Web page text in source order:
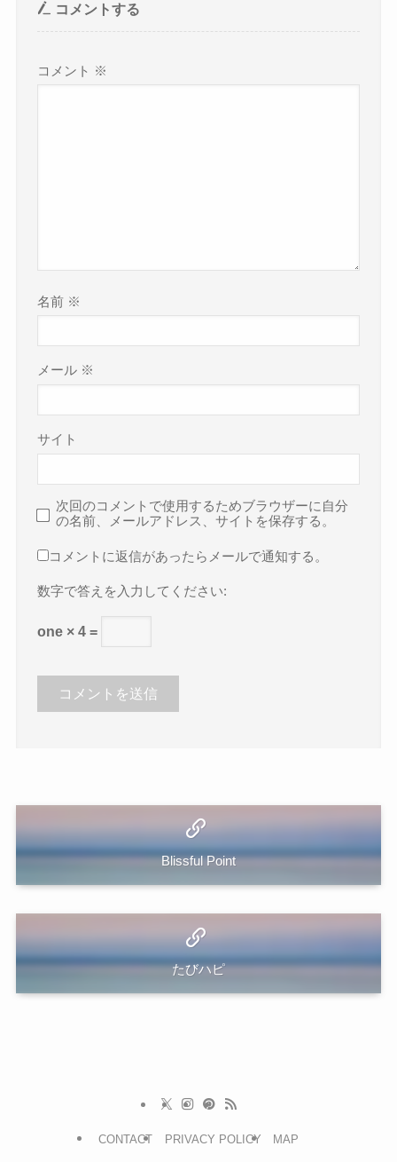
コメントする
コメント ※
名前 ※
メール ※
サイト
次回のコメントで使用するためブラウザーに自分
の名前、メールアドレス、サイトを保存する。
コメントに返信があったらメールで通知する。
数字で答えを入力してください:
one × 4 =
Blissful Point
たびハピ
CONTACT PRIVACY POLICY MAP